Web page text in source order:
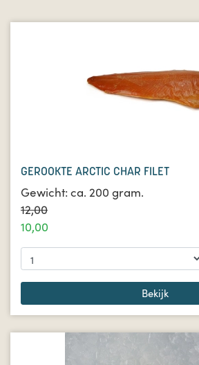
GEROOKTE ARCTIC CHAR FILET
Gewicht: ca. 200 gram.
12,00
10,00
Bekijk